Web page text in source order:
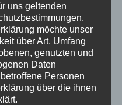
uns geltenden
möchte unser
über Art, Umfang
genutzten und
Daten
Personen
über die ihnen